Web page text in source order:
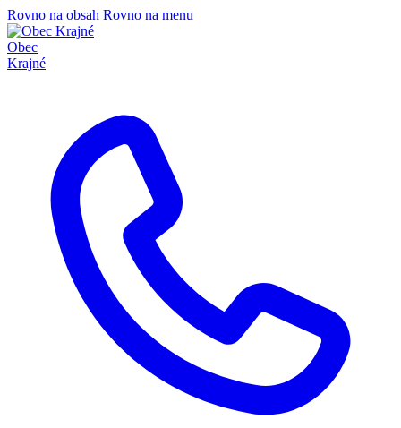
Rovno na obsah Rovno na menu
Obec
Krajné